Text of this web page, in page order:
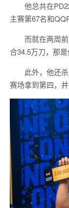
他总共在
主赛第67名和
而就在两周
合34.5万刀，那是
此外，他还
赛场拿到第四，